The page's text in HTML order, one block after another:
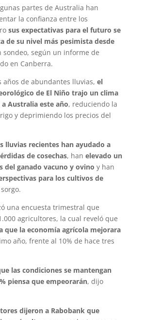
partes de Australia han
la confianza entre los
sus expectativas para el futuro se
de su nivel más pesimista desde
sondeo, según un informe de
en Canberra.
años de abundantes lluvias, el
de El Niño trajo un clima
Australia este año, reduciendo la
y deprimiendo los precios del
lluvias recientes han ayudado a
de cosechas, han elevado un
del ganado vacuno y ovino y han
para los cultivos de
una encuesta trimestral que
agricultores, la cual reveló que
que la economía agrícola mejorara
año, frente al 10% de hace tres
las condiciones se mantengan
piensa que empeorarán, dijo
dijeron a Rabobank que